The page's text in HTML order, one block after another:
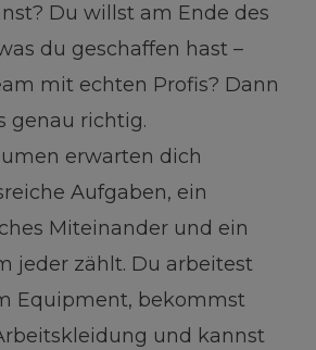
Du willst am Ende des
du geschaffen hast –
mit echten Profis? Dann
genau richtig.
erwarten dich
Aufgaben, ein
Miteinander und ein
jeder zählt. Du arbeitest
Equipment, bekommst
und kannst